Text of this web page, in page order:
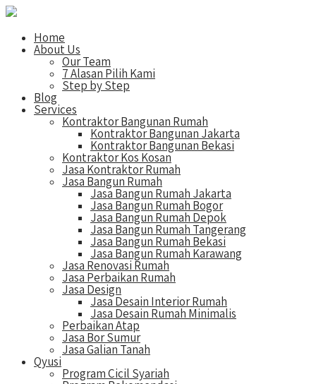
Home
About Us
Our Team
7 Alasan Pilih Kami
Step by Step
Blog
Services
Kontraktor Bangunan Rumah
Kontraktor Bangunan Jakarta
Kontraktor Bangunan Bekasi
Kontraktor Kos Kosan
Jasa Kontraktor Rumah
Jasa Bangun Rumah
Jasa Bangun Rumah Jakarta
Jasa Bangun Rumah Bogor
Jasa Bangun Rumah Depok
Jasa Bangun Rumah Tangerang
Jasa Bangun Rumah Bekasi
Jasa Bangun Rumah Karawang
Jasa Renovasi Rumah
Jasa Perbaikan Rumah
Jasa Design
Jasa Desain Interior Rumah
Jasa Desain Rumah Minimalis
Perbaikan Atap
Jasa Bor Sumur
Jasa Galian Tanah
Qyusi
Program Cicil Syariah